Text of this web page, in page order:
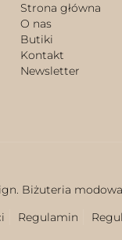
Strona główna
O nas
Butiki
Kontakt
Newsletter
Biżuteria
Regulamin